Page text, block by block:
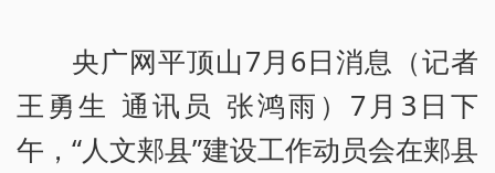
央广网平顶山7月6日消息（记者
王勇生 通讯员 张鸿雨）7月3日下
午，“人文郏县”建设工作动员会在郏县